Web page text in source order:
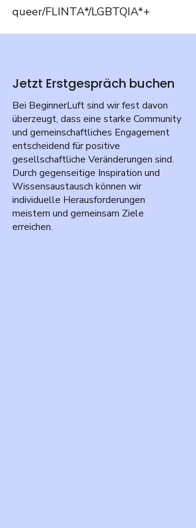
queer/FLINTA*/LGBTQIA*+
Jetzt Erstgespräch buchen
Bei BeginnerLuft sind wir fest davon
überzeugt, dass eine starke Community
und gemeinschaftliches Engagement
entscheidend für positive
gesellschaftliche Veränderungen sind.
Durch gegenseitige Inspiration und
Wissensaustausch können wir
individuelle Herausforderungen
meistern und gemeinsam Ziele
erreichen.